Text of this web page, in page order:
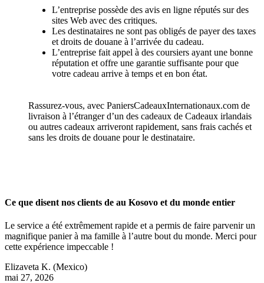
L’entreprise possède des avis en ligne réputés sur des
sites Web avec des critiques.
Les destinataires ne sont pas obligés de payer des taxes
et droits de douane à l’arrivée du cadeau.
L’entreprise fait appel à des coursiers ayant une bonne
réputation et offre une garantie suffisante pour que
votre cadeau arrive à temps et en bon état.
Rassurez-vous, avec PaniersCadeauxInternationaux.com de
livraison à l’étranger d’un des cadeaux de Cadeaux irlandais
ou autres cadeaux arriveront rapidement, sans frais cachés et
sans les droits de douane pour le destinataire.
Ce que disent nos clients de au Kosovo et du monde entier
Le service a été extrêmement rapide et a permis de faire parvenir un
magnifique panier à ma famille à l’autre bout du monde. Merci pour
cette expérience impeccable !
Elizaveta K. (Mexico)
mai 27, 2026